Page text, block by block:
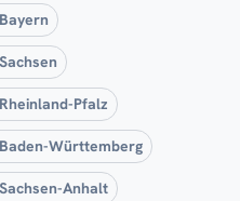
Bayern
Sachsen
Rheinland-Pfalz
Baden-Württemberg
Sachsen-Anhalt